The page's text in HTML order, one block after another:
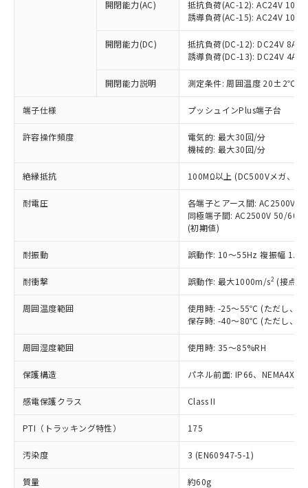
開閉能力(AC)
抵抗負荷(AC-12): AC24V 10A/
誘導負荷(AC-15): AC24V
開閉能力(DC)
抵抗負荷(DC-12): DC24V 8A/
誘導負荷(DC-13): DC24V 4A/
開閉能力説明 測定条件: 周囲温度 20±2℃、
端子仕様 プッシュインPlus端子台
許容操作頻度
電気的: 最大30回/分
機械的: 最大30回/分
絶縁抵抗 100MΩ以上 (DC500Vメガ、点
耐電圧
各端子とアース間: AC2500V
同極端子間: AC2500V 50/
(初期値)
耐振動 誤動作: 10～55Hz 複振幅
耐衝撃 誤動作: 最大1000m/s2 (接点
周囲温度範囲
使用時: -25～55℃ (ただし、氷
保存時: -40～80℃ (ただし、氷
周囲湿度範囲 使用時: 35～85%RH
保護構造 パネル前面: IP66、NEMA4X,
感電保護クラス Class II
PTI（トラッキング特性） 175
汚染度 3 (EN60947-5-1)
質量 約60g
本サービスは、当社制御機器事業取扱
商品の当社在庫状況および標準価格
(税抜)を提供させていただくもので
当社制御機器事業取扱商品の中には、
本サービスの対象外となる商品もある
ことをご了承ください。
在庫状況および標準価格照会結果は、
記載している更新日時点での社内デー
タに基づき作成されるものであり、閲
覧された時点での実際の在庫および標
準価格とは異なる場合があることをご
正式な納期状況および標準価格はお客
様のお取引先、またはお客様担当のオ
ムロン制御機器販売店・当社販売員に
オムロン制御機器販売店や当社販売拠
販売ネットワーク
」をご確認
在庫状況および標準価格結果を当社の
示しないようお願いします。
マイパーツ機能（部品リスト作成サー
ビス）をご利用いただくには、I-Web
メンバーズにご登録されている必要が
あります。
お客様が当ウェブサイト上で当社にご
登録された部品リストについて、当社
および当社の共同利用者が、当社の製
品・サービスに関するお客様との取
定はありません。
調査・確認中：EU RoHS指令（10物質）の
非含有の対応状況を調査中または確認中の
非該当品：ライセンス料など無形物で、有
害物質有無と関係のない商品です。
仕入先様の事情により、非含有部品として
いたものが、含有品と判明した場合などや
むを得ず変更することがあります。
六価クロム(Cr(Ⅵ)) 1000ppm以下、ポリ臭化ビフェニル
類(PBB) 1000ppm以下、ポリ臭化ジフェニルエーテル類
(PBDE) 1000ppm以下、フタル酸ビス(2-エチルヘキシ
ル) (DEHP)(別名：DOP) 1000ppm以下、フタル酸ブチ
ルベンジル（BBP） 1000ppm以下、フタル酸ジブチル
（DBP） 1000ppm以下、フタル酸ジイソブチル
但し、RoHS指令で産業用監視および制御機器に対する
図的な使用がないことを確認しています。
部品在庫の切り替え状況などにより、予定
※3 非含有証明書ダウンロード
下記の非含有証明書をダウンロードするこ
「○」：最大均質材料含有率が中国RoHSの
「×」：最大均質材料含有率が中国RoHSの
基準値を超えていることを示します。
「－」：未確認です。当社販売部門へお問
い合わせください。
*中国RoHS10物質の基準値 (GB/T26572)：
Pb(鉛) :1000ppm、 Hg(水銀) : 1000ppm、 Cd(カドミウ
ム) : 100ppm、
Cr(Ⅵ)(六価クロム) : 1000ppm、 PBBs(ポリ臭化ビフェ
ニル類) : 1000ppm、 PBDEs(ポリ臭化ジフェニルエーテ
DBP(フタル酸ジブチル) : 1000ppm、 DIBP(フタル酸ジ
イソブチル) : 1000ppm、 BBP(フタル酸ブチルベンジ
DEHP(フタル酸ビス(2-エチルヘキシル)) : 1000ppm
「ｅ」：有害物質（10物質）のすべてが基
準値以下であることを示します。
「10」：通常の使用状況下において有害物
及ぼさない年数を意味します。
「－」：未確認です。当社販売部門へお問
当社は、これら貴社製品のうち、外国
為替および外国貿易法に定める商品
（以下｢規制貨物等」という）を輸出
または国外への提供する場合は、日本
国政府の輸出許可(または役務取引許
可)を取得するなどの必要な手続きを
当社は規制貨物を破棄する場合は、完
全に破砕するなど、違法に輸出されな
いよう必要な手段を講じます。
当社は貴社製品を、核兵器、ミサイ
ル、化学兵器、生物兵器またはその他
武器並びにこれらの製造装置等に一切
当社は、貴社製品を第三者に販売する
場合は、上記1、2および3の内容を当
該第三者に通知します。また当社は、
販売先および販売に係わる関係者が違
法に輸出するおそれがある場合は、取
キャンセル
一定数以上の在庫あり
一定数には満たないが在庫あり
在庫なし(最新の在庫状況につ
いては、お客様のお取引先、ま
たはお客様担当のオムロン制御
機器販売店・当社販売員にご確
受注生産機種、また在庫状況の
情報を公開していない機種